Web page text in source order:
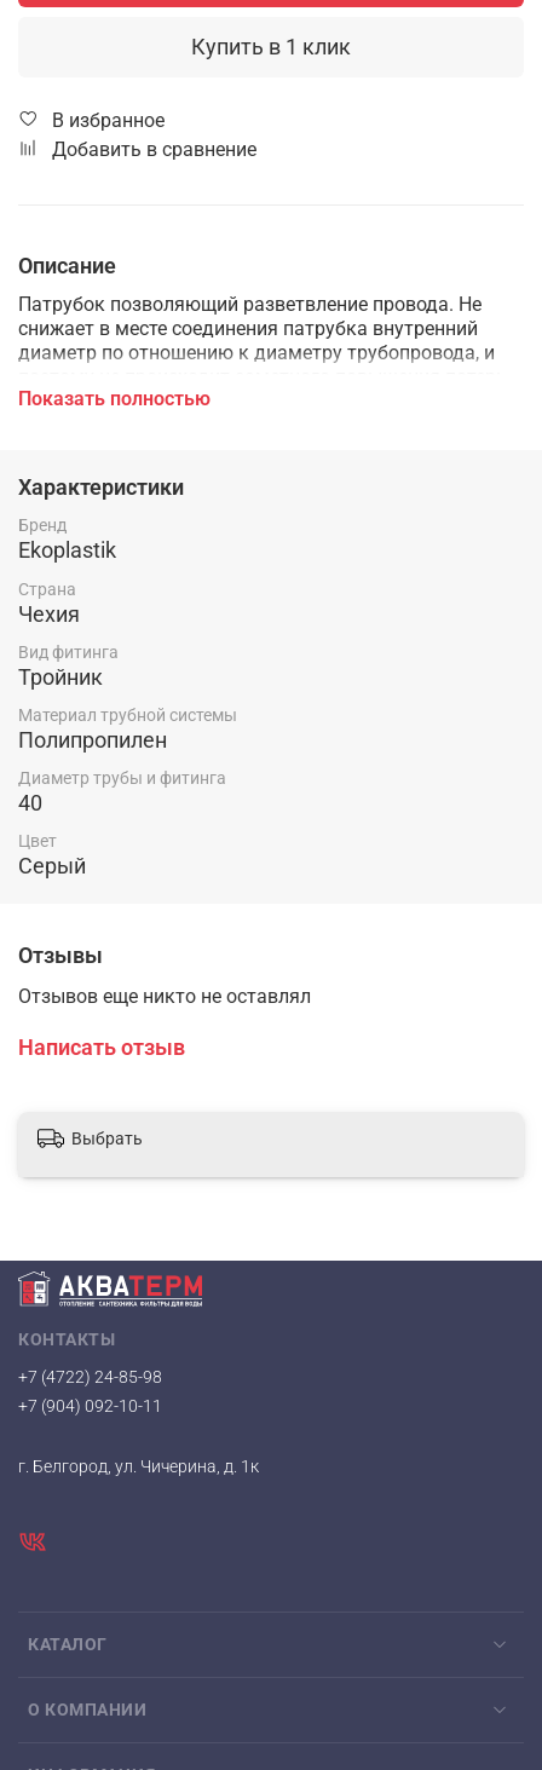
Купить в 1 клик
В избранное
Добавить в сравнение
Описание
Патрубок позволяющий разветвление провода. Не
снижает в месте соединения патрубка внутренний
диаметр по отношению к диаметру трубопровода, и
давления в проводке.
Показать полностью
Характеристики
Бренд
Ekoplastik
Страна
Чехия
Вид фитинга
Тройник
Материал трубной системы
Полипропилен
Диаметр трубы и фитинга
40
Цвет
Серый
Отзывы
Отзывов еще никто не оставлял
Написать отзыв
Выбрать
КАТАЛОГ
О КОМПАНИИ
КОНТАКТЫ
+7 (4722) 24-85-98
+7 (904) 092-10-11
г. Белгород, ул. Чичерина, д. 1к